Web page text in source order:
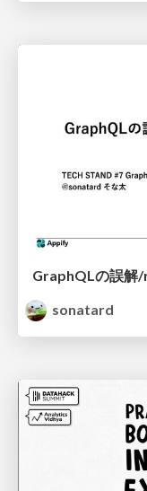
GraphQLの誤解
sonatard